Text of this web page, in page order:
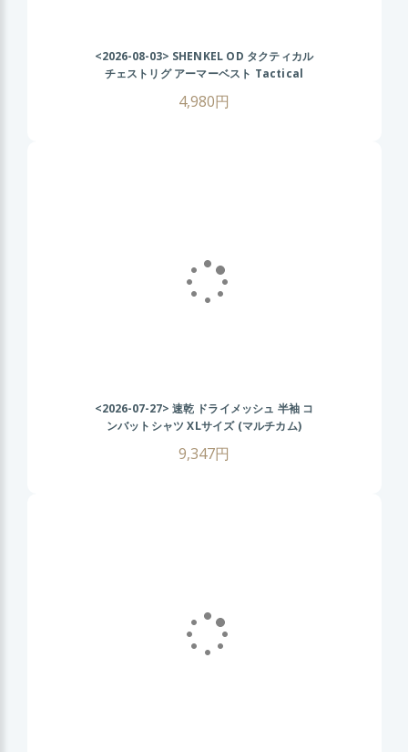
<2026-08-03> SHENKEL OD タクティカル
チェストリグ アーマーベスト Tactical
4,980円
<2026-07-27> 速乾 ドライメッシュ 半袖 コ
ンバットシャツ XLサイズ (マルチカム)
抜群 戦闘服 サバゲー装備 サバイバルゲーム
9,347円